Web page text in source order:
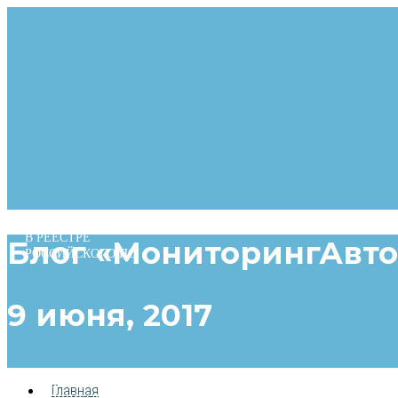
В РЕЕСТРЕ
РОССИЙСКОГО ПО
РАБОТАЕМ С ПОРТАЛОМ
Блог
9 июня, 2017
Главная